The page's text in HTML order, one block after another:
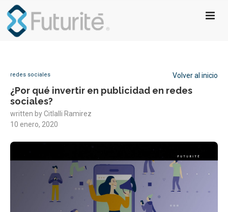
redes sociales Volver al inicio
¿Por qué invertir en publicidad en redes
sociales?
written byCitlalli Ramirez
10 enero, 2020